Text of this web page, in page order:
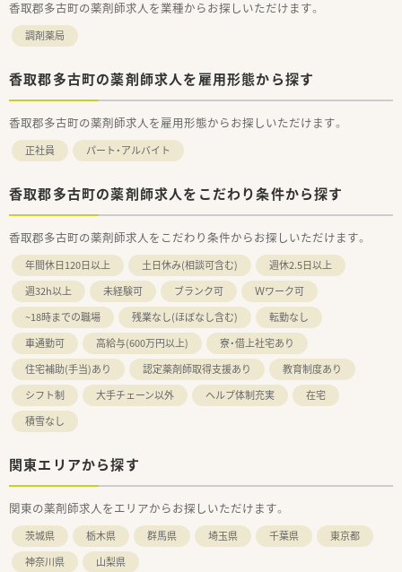
香取郡多古町の薬剤師求人を業種からお探しいただけます。
調剤薬局
香取郡多古町の薬剤師求人を雇用形態から探す
香取郡多古町の薬剤師求人を雇用形態からお探しいただけます。
正社員 パート・アルバイト
香取郡多古町の薬剤師求人をこだわり条件から探す
香取郡多古町の薬剤師求人をこだわり条件からお探しいただけます。
年間休日120日以上 土日休み(相談可含む)
週休2.5日以上
週32h以上
未経験可 ブランク可
Ｗワーク可
~18時までの職場
残業なし(ほぼなし含む)
転勤なし
車通勤可
高給与(600万円以上)
寮・借上社宅あり
住宅補助(手当)あり
認定薬剤師取得支援あり
教育制度あり
シフト制
大手チェーン以外 ヘルプ体制充実
在宅
積雪なし
関東エリアから探す
関東の薬剤師求人をエリアからお探しいただけます。
茨城県 栃木県 群馬県 埼玉県 千葉県
東京都
神奈川県
山梨県